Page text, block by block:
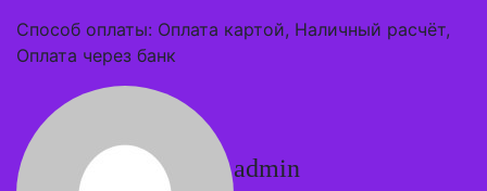
Способ оплаты: Оплата картой, Наличный расчёт,
Оплата через банк
admin